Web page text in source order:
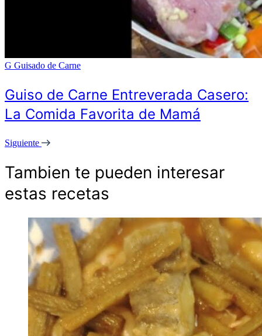
G Guisado de Carne
Guiso de Carne Entreverada Casero:
La Comida Favorita de Mamá
Siguiente
Tambien te pueden interesar
estas recetas